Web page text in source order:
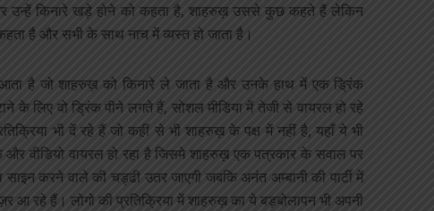
उन्हें किनारे खड़े होने को कहता है, शाहरुख़ उससे कुछ कहते हैं लेकिन
है और सभी के साथ नाच में व्यस्त हो जाता है।
है जो शाहरुख़ को किनारे ले जाता है और उनके हाथ में एक ड्रिंक
के लिए वो ड्रिंक पीने लगते हैं, सोशल मीडिया में तेजी से वायरल हो रहे
भी दें रहे हैं जो कहीं से भी शाहरुख़ के पक्ष में नहीं है, यहाँ ये भी
वीडियो वायरल हो रहा है जिसमे शाहरुख़ एक पत्रकार के सवाल पर
करने वाले की चड्ढी उतर जाएगी जबकि अनंत अम्बानी की पार्टी में
आ रहे हैं। लोगो की प्रतिक्रिया में शाहरुख़ का ये बड़बोलापन भी अपनी